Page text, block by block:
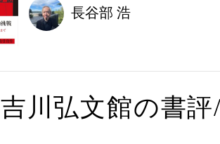
長谷部 浩
吉川弘文館の書